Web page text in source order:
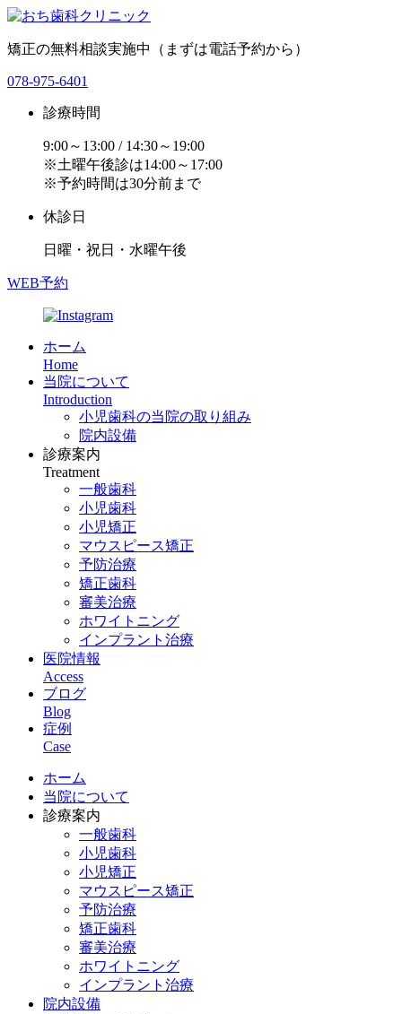
矯正の無料相談実施中（まずは電話予約から）
078-975-6401
診療時間
9:00～13:00 / 14:30～19:00
※土曜午後診は14:00～17:00
※予約時間は30分前まで
休診日
日曜・祝日・水曜午後
WEB予約
ホーム
Home
当院について
Introduction
小児歯科の当院の取り組み
院内設備
診療案内
Treatment
一般歯科
小児歯科
小児矯正
マウスピース矯正
予防治療
矯正歯科
審美治療
ホワイトニング
インプラント治療
医院情報
Access
ブログ
Blog
症例
Case
ホーム
当院について
診療案内
一般歯科
小児歯科
小児矯正
マウスピース矯正
予防治療
矯正歯科
審美治療
ホワイトニング
インプラント治療
院内設備